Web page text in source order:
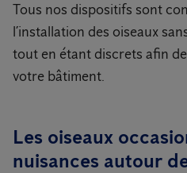
Tous nos dispositifs sont
l’installation des oiseaux
tout en étant discrets afin
votre bâtiment.
Les oiseaux
nuisances autour